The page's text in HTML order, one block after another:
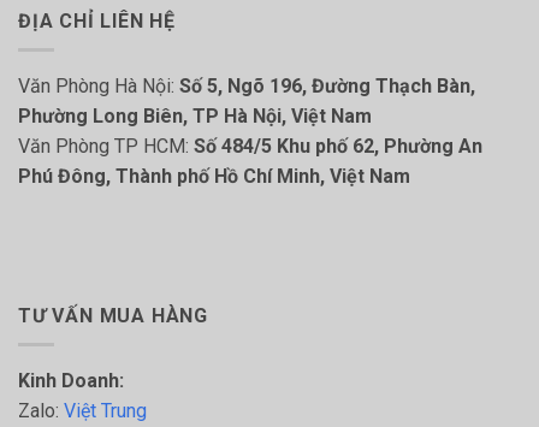
ĐỊA CHỈ LIÊN HỆ
Văn Phòng Hà Nội: Số 5, Ngõ 196, Đường Thạch Bàn,
Phường Long Biên, TP Hà Nội, Việt Nam
Văn Phòng TP HCM: Số 484/5 Khu phố 62, Phường An
Phú Đông, Thành phố Hồ Chí Minh, Việt Nam
TƯ VẤN MUA HÀNG
Kinh Doanh:
Zalo: Việt Trung